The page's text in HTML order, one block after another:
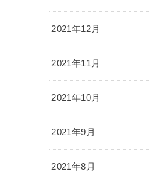
2021年12月
2021年11月
2021年10月
2021年9月
2021年8月